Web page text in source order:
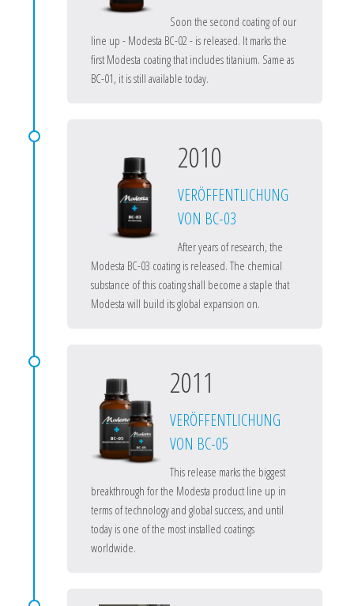
Soon the second coating of our
line up - Modesta BC-02 - is released. It marks the
first Modesta coating that includes titanium. Same as
BC-01, it is still available today.
2010
VERÖFFENTLICHUNG
VON BC-03
After years of research, the
Modesta BC-03 coating is released. The chemical
substance of this coating shall become a staple that
Modesta will build its global expansion on.
2011
VERÖFFENTLICHUNG
VON BC-05
This release marks the biggest
breakthrough for the Modesta product line up in
terms of technology and global success, and until
today is one of the most installed coatings
worldwide.